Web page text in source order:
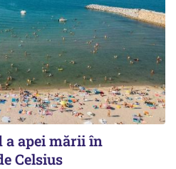
a apei mării în
Celsius